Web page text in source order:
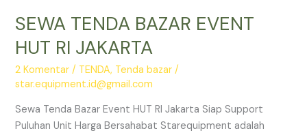
SEWA TENDA BAZAR EVENT
HUT RI JAKARTA
2 Komentar / TENDA, Tenda bazar /
star.equipment.id@gmail.com
Sewa Tenda Bazar Event HUT RI Jakarta Siap Support
Puluhan Unit Harga Bersahabat Starequipment adalah